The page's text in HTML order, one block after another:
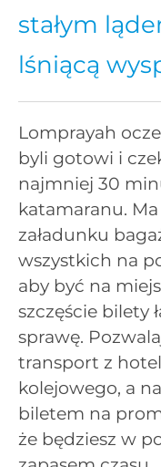
stałym
lśniącą
Lomprayah
byli gotowi i
najmniej 30
katamaranu.
załadunku
wszystkich na
aby być na
szczęście bilety
sprawę.
transport z
kolejowego, a
biletem na
że będziesz w